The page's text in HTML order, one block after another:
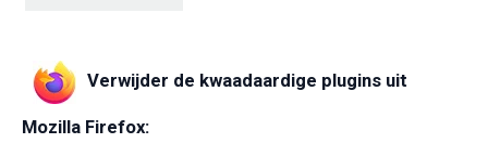
Verwijder de kwaadaardige plugins uit
Mozilla Firefox: